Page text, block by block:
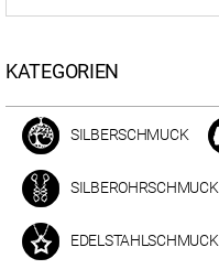
KATEGORIEN
SILBERSCHMUCK
SILBEROHRSCHMUCK
EDELSTAHLSCHMUCK